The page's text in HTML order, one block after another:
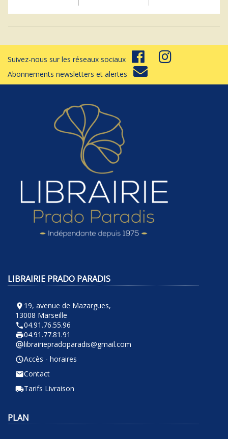
Suivez-nous sur les réseaux sociaux
Abonnements newsletters et alertes
LIBRAIRIE PRADO PARADIS
room 19, avenue de Mazargues,
13008 Marseille
phone04.91.76.55.96
local_printshop04.91.77.81.91
alternate_emaillibrairiepradoparadis@gmail.com
query_builderAccès - horaires
emailContact
local_shippingTarifs Livraison
PLAN